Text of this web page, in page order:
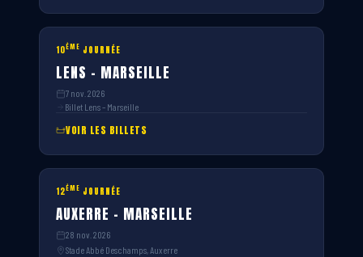
10ÈME JOURNÉE
LENS – MARSEILLE
7 nov. 2026
Billet Lens – Marseille
VOIR LES BILLETS
12ÈME JOURNÉE
AUXERRE – MARSEILLE
28 nov. 2026
Stade Abbé Deschamps, Auxerre